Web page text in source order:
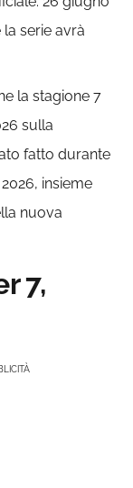
serie avrà
la stagione 7
sulla
fatto durante
insieme
nuova
7,